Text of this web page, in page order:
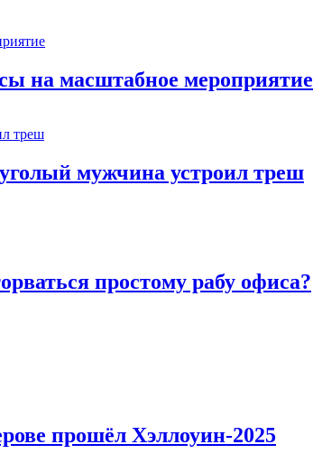
на масштабное мероприятие
мужчина устроил треш
простому рабу офиса?
прошёл Хэллоуин-2025